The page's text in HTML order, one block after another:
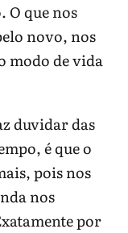
O que nos
novo, nos
modo de vida
duvidar das
é que o
pois nos
nos
por